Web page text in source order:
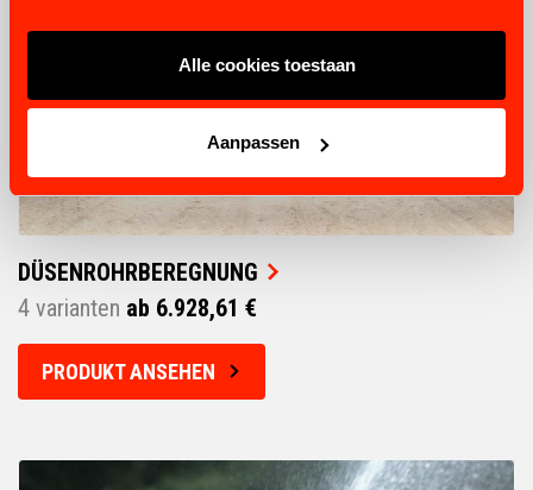
Alle cookies toestaan
Aanpassen
DÜSENROHRBEREGNUNG
4 varianten ab 6.928,61 €
PRODUKT ANSEHEN